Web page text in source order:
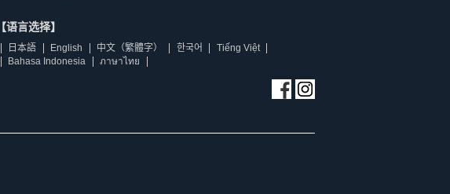
【语言选择】
日本語 English 中文（繁體字） 한국어
Tiếng Việt
Bahasa Indonesia
ภาษาไทย